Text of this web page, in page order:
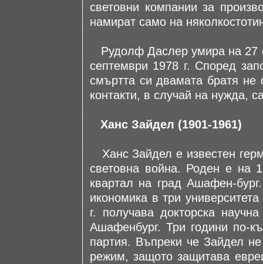
световни компании за
намират само на
Рудолф Даслер умира на 27
септември 1978 г. Според
смъртта си двамата братя не
контакти, в случай на нужда,
Ханс Зайдел (1901-1961)
Ханс Зайдел е известен
световна война. Роден е на
квартал на град Ашафен-
икономика в три
г. получава докторска
Ашафенбург. Три години по-
партия. Въпреки че Зайдел
режим, защото защитава